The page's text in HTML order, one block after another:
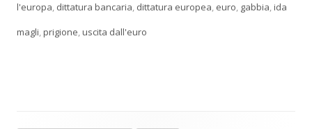
l'europa, dittatura bancaria, dittatura europea, euro, gabbia,ida
magli,prigione,uscita dall'euro